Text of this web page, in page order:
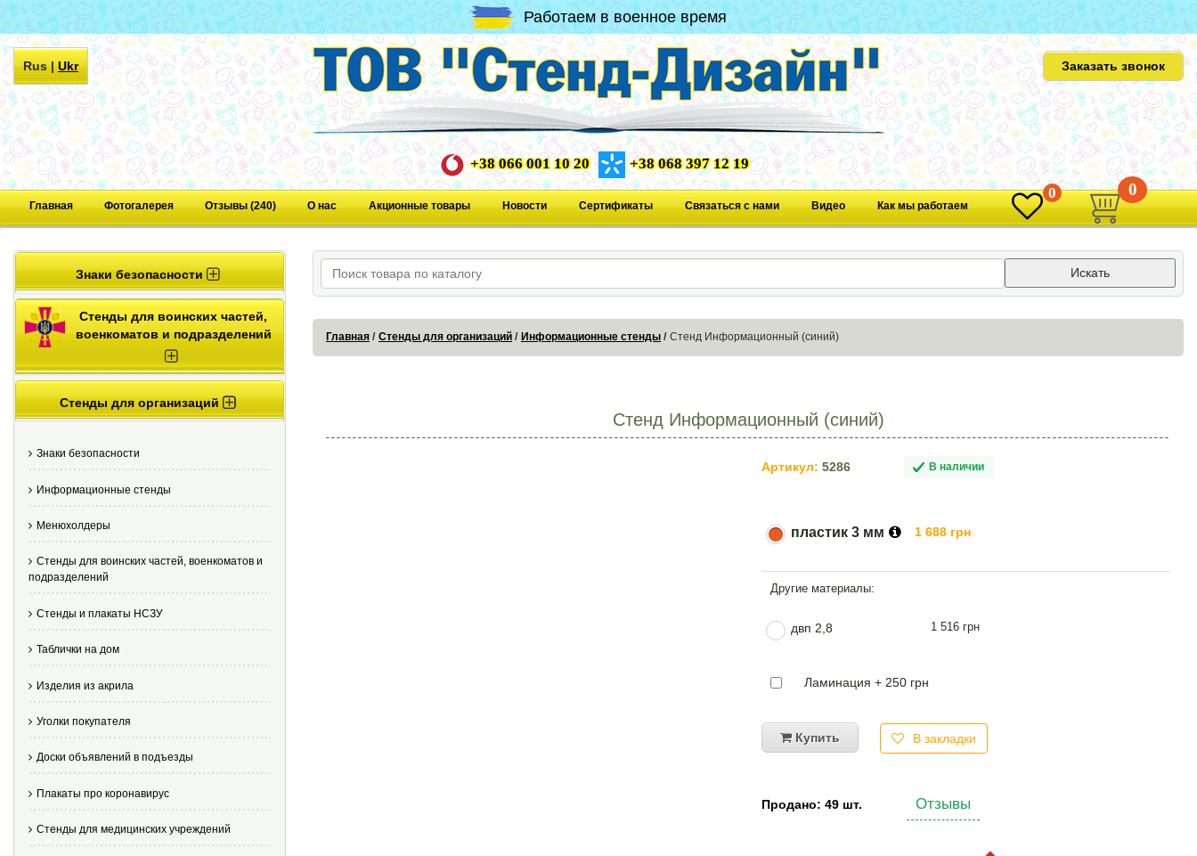
Работаем в военное время
Rus|Ukr Заказать звонок
+38 066 001 10 20 +38 068 397 12 19
Главная Фотогалерея Отзывы (240) О нас Акционные товары Новости Сертификаты Связаться с нами Видео Как мы работаем
0 0
Знаки безопасности
Стенды для воинских частей,
военкоматов и подразделений
Стенды для организаций
Знаки безопасности
Информационные стенды
Менюхолдеры
Стенды для воинских частей, военкоматов и
подразделений
Стенды и плакаты НСЗУ
Таблички на дом
Изделия из акрила
Уголки покупателя
Доски объявлений в подъезды
Плакаты про коронавирус
Стенды для медицинских учреждений
Искать
Главная Стенды для организаций Информационные стенды Стенд Информационный (синий)
Стенд Информационный (синий)
Артикул: 5286 В наличии
пластик 3 мм 1 688 грн
двп 2,8 1 516 грн
Ламинация + 250 грн
Купить В закладки
Продано: 49 шт. Отзывы